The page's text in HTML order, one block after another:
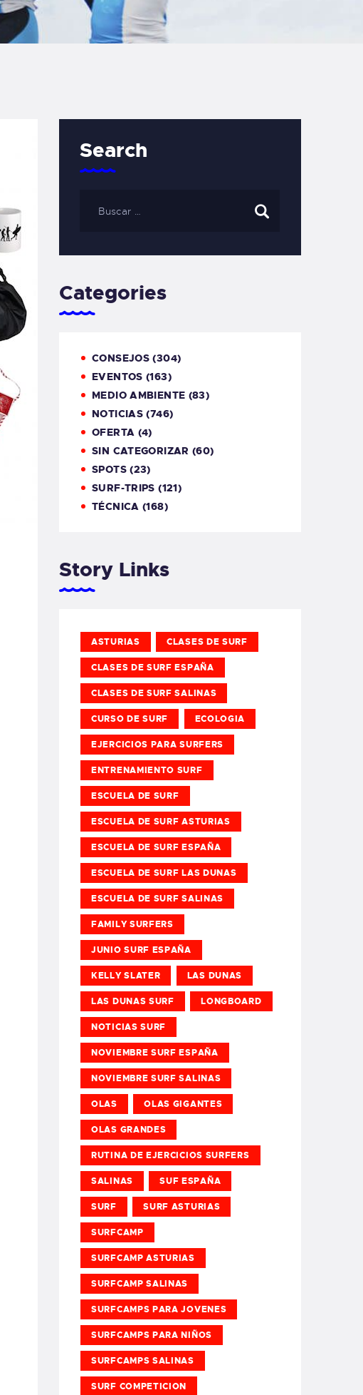
Search
Categories
CONSEJOS (304)
EVENTOS (163)
MEDIO AMBIENTE (83)
NOTICIAS (746)
OFERTA (4)
SIN CATEGORIZAR (60)
SPOTS(23)
SURF-TRIPS (121)
TÉCNICA (168)
Story Links
ASTURIAS CLASES DE SURF
CLASES DE SURF ESPAÑA
CLASES DE SURF SALINAS
CURSO DE SURF ECOLOGIA
EJERCICIOS PARA SURFERS
ENTRENAMIENTO SURF
ESCUELA DE SURF
ESCUELA DE SURF ASTURIAS
ESCUELA DE SURF ESPAÑA
ESCUELA DE SURF LAS DUNAS
ESCUELA DE SURF SALINAS
FAMILY SURFERS
JUNIO SURF ESPAÑA
KELLY SLATER LAS DUNAS
LAS DUNAS SURF LONGBOARD
NOTICIAS SURF
NOVIEMBRE SURF ESPAÑA
NOVIEMBRE SURF SALINAS
OLAS OLAS GIGANTES
OLAS GRANDES
RUTINA DE EJERCICIOS SURFERS
SALINAS SUF ESPAÑA
SURF SURF ASTURIAS
SURFCAMP
SURFCAMP ASTURIAS
SURFCAMP SALINAS
SURFCAMPS PARA JOVENES
SURFCAMPS PARA NIÑOS
SURFCAMPS SALINAS
SURF COMPETICION